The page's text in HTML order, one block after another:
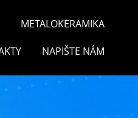
METALOKERAMIKA
NAPIŠTE NÁM